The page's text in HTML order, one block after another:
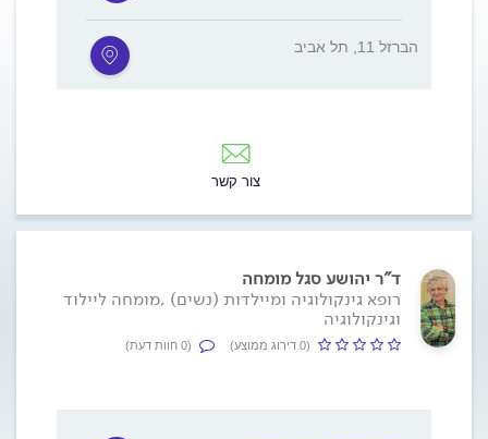
הברזל 11, תל אביב
צור קשר
ד"ר יהושע סגל מומחה
רופא גינקולוגיה ומיילדות (נשים) ,מומחה ליילוד
וגינקולוגיה
(0 דירוג ממוצע) (0 חוות דעת)